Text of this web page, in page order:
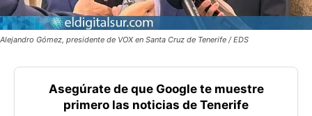
Alejandro Gómez, presidente de VOX en Santa Cruz de Tenerife / EDS
Asegúrate de que Google te muestre
primero las noticias de Tenerife